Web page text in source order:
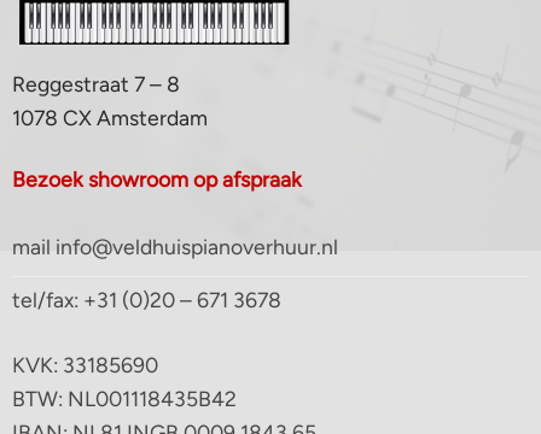
Reggestraat 7 – 8
1078 CX Amsterdam
Bezoek showroom op afspraak
mail info@veldhuispianoverhuur.nl
tel/fax: +31 (0)20 – 671 3678
KVK: 33185690
BTW: NL001118435B42